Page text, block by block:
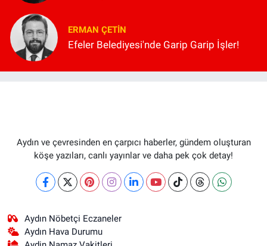
ERMAN ÇETIN
Efeler Belediyesi'nde Garip Garip İşler!
Aydın ve çevresinden en çarpıcı haberler, gündem oluşturan
köşe yazıları, canlı yayınlar ve daha pek çok detay!
Aydın Nöbetçi Eczaneler
Aydın Hava Durumu